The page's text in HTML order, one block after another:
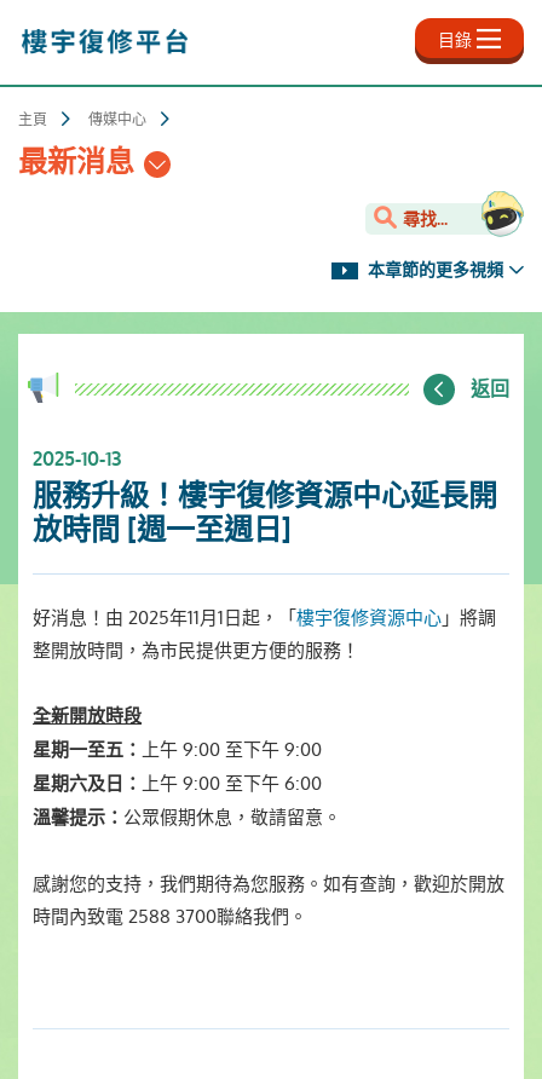
內
目錄
主頁 傳媒中心
最新消息
尋找...
本章節的更多視頻
返回
2025-10-13
服務升級！樓宇復修資源中心延長開
放時間 [週一至週日]
好消息！由 2025年11月1日起，「樓宇復修資源中心」將調
整開放時間，為市民提供更方便的服務！
全新開放時段
星期一至五： 上午 9:00 至下午 9:00
星期六及日： 上午 9:00 至下午 6:00
溫馨提示： 公眾假期休息，敬請留意。
感謝您的支持，我們期待為您服務。如有查詢，歡迎於開放
時間內致電 2588 3700聯絡我們。